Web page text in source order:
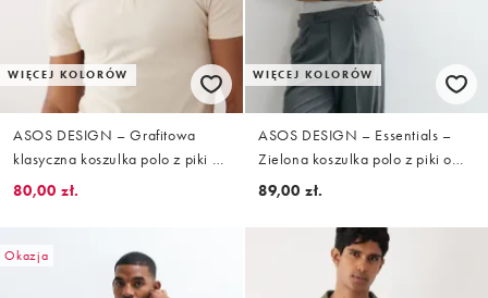
WIĘCEJ KOLORÓW
ASOS DESIGN – Grafitowa
klasyczna koszulka polo z piki o
kroju podkreślającym sylwetkę
80,00 zł.
WIĘCEJ KOLORÓW
ASOS DESIGN – Essentials –
Zielona koszulka polo z piki o
kroju podkreślającym sylwetkę
89,00 zł.
Okazja